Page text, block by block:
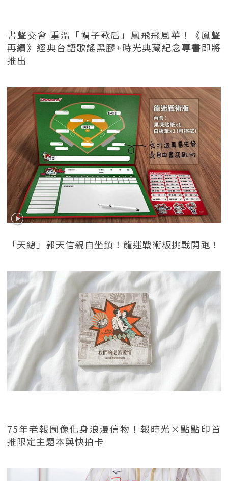
書聲交會 重溫「帽子歌后」鳳飛飛風華！《鳳聲
再續》經典台語歌謠黑膠+時光典藏紀念專書即將
推出
「天總」郭天信親自坐鎮！龍迷戰術板挑戰開跑！
75年老報圖像化身浪漫信物！報時光×點點印首
推限定主題本與快拍卡